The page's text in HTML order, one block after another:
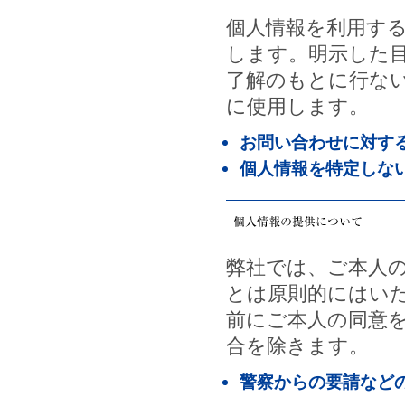
個人情報を利用す
します。明示した
了解のもとに行な
に使用します。
お問い合わせに対す
個人情報を特定しな
弊社では、ご本人
とは原則的にはい
前にご本人の同意
合を除きます。
警察からの要請など